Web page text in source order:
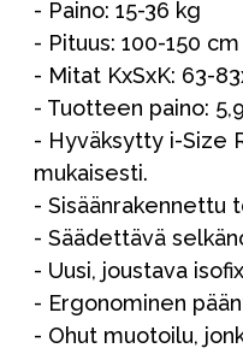
- Paino: 15-36 kg
- Pituus: 100-150 cm
- Mitat KxSxK: 63-
- Tuotteen paino:
- Hyväksytty i-Size
mukaisesti.
- Sisäänrakennettu
- Säädettävä
- Uusi, joustava
- Ergonominen
- Ohut muotoilu,